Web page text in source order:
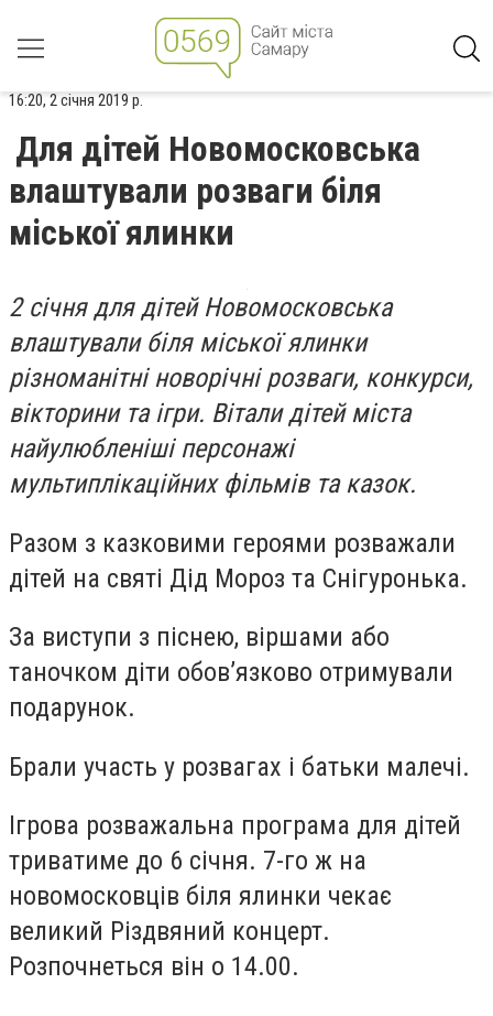
16:20, 2 січня 2019 р.
Для дітей Новомосковська
влаштували розваги біля
міської ялинки
2 січня для дітей Новомосковська
влаштували біля міської ялинки
різноманітні новорічні розваги, конкурси,
вікторини та ігри. Вітали дітей міста
найулюбленіші персонажі
мультиплікаційних фільмів та казок.
Разом з казковими героями розважали
дітей на святі Дід Мороз та Снігуронька.
За виступи з піснею, віршами або
таночком діти обов’язково отримували
подарунок.
Брали участь у розвагах і батьки малечі.
Ігрова розважальна програма для дітей
триватиме до 6 січня. 7-го ж на
новомосковців біля ялинки чекає
великий Різдвяний концерт.
Розпочнеться він о 14.00.